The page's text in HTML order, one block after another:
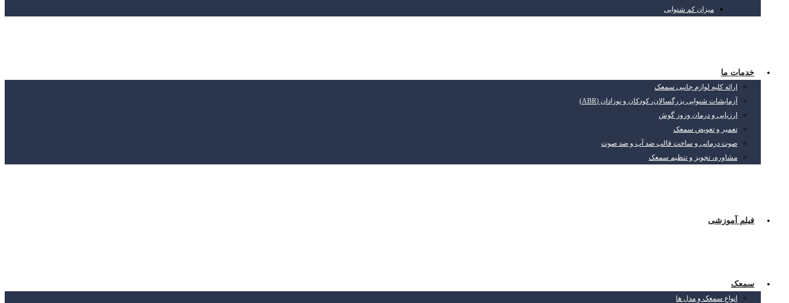
میزان کم شنوایی
خدمات ما
ارائه کلیه لوازم جانبی سمعک
آزمایشات شنوایی بزرگسالان، کودکان و نوزادان (ABR)
ارزیابی و درمان وزوز گوش
تعمیر و تعویض سمعک
صوت درمانی و ساخت قالب ضد آب و ضد صوت
مشاوره، تجویز و تنظیم سمعک
فیلم آموزشی
سمعک
انواع سمعک و مدل ها